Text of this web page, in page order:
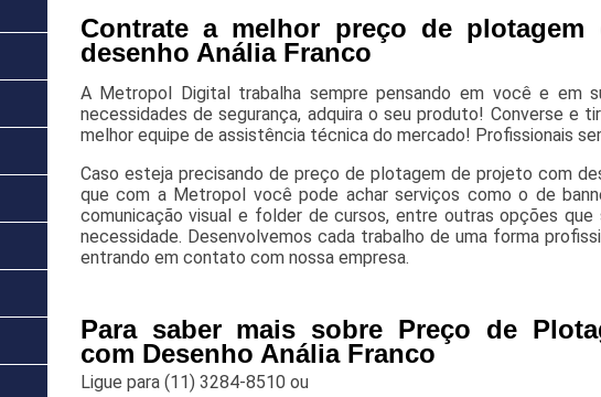
Contrate a melhor preço de
desenho Anália Franco
A Metropol Digital trabalha sempre pensando em você e em
necessidades de segurança, adquira o seu produto! Converse e
melhor equipe de assistência técnica do mercado! Profissionais
Caso esteja precisando de preço de plotagem de projeto com
que com a Metropol você pode achar serviços como o de
comunicação visual e folder de cursos, entre outras opções que
necessidade. Desenvolvemos cada trabalho de uma forma
entrando em contato com nossa empresa.
Para saber mais sobre Preço de
com Desenho Anália Franco
Ligue para (11) 3284-8510ou